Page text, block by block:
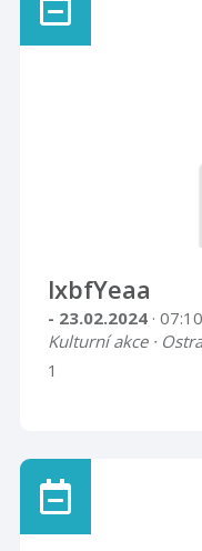
lxbfYeaa
- 23.02.2024 ·
Kulturní akce ·
1